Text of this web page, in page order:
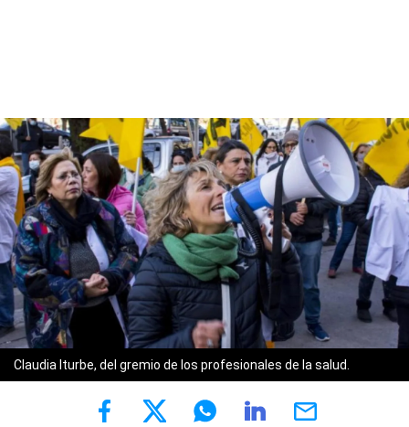
Claudia Iturbe, del gremio de los profesionales de la salud.